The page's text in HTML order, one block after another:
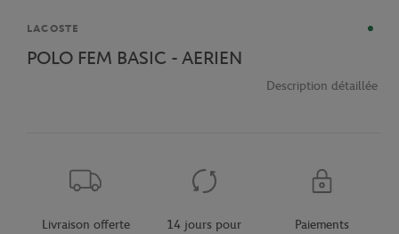
Marque
LACOSTE
POLO FEM BASIC - AERIEN
Description détaillée
Livraison offerte
14 jours pour
Paiements